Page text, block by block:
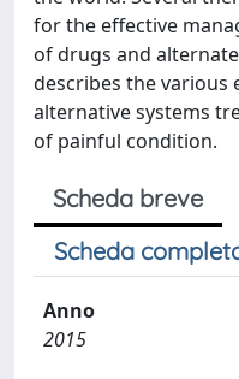
for the effective
of drugs and
describes the
alternative systems
of painful condition.
Scheda breve
Scheda
Anno
2015